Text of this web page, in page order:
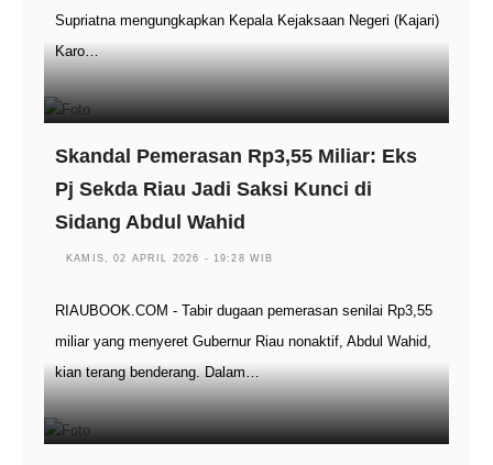
Supriatna mengungkapkan Kepala Kejaksaan Negeri (Kajari)
Karo…
Skandal Pemerasan Rp3,55 Miliar: Eks
Pj Sekda Riau Jadi Saksi Kunci di
Sidang Abdul Wahid
KAMIS, 02 APRIL 2026 - 19:28 WIB
RIAUBOOK.COM - Tabir dugaan pemerasan senilai Rp3,55
miliar yang menyeret Gubernur Riau nonaktif, Abdul Wahid,
kian terang benderang. Dalam…